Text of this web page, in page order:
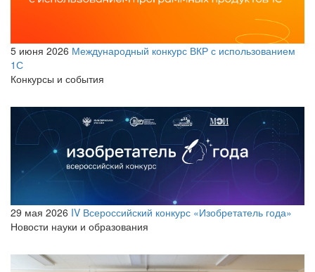
5 июня 2026 Международный конкурс ВКР с использованием
1С
Конкурсы и события
29 мая 2026 IV Всероссийский конкурс «Изобретатель года»
Новости науки и образования